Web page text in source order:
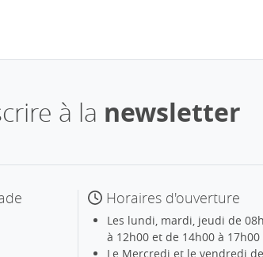
à la newsletter
Horaires d'ouverture
Les lundi, mardi, jeudi de
à 12h00 et de 14h00 à 17h00
Le Mercredi et le vendredi de